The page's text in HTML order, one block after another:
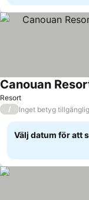
Resort
/ Inget betyg
Välj datum för att